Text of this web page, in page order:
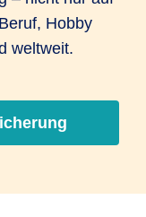
Hobby
weltweit.